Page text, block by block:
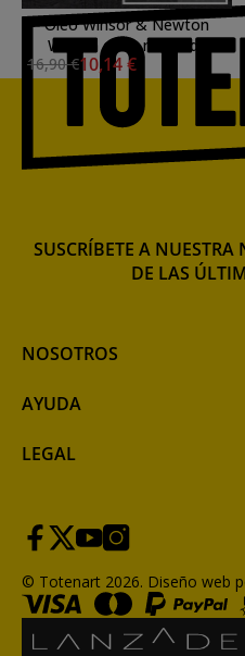
Óleo Winsor & Newton
Winton color negro de
marfil (200 ml)
16,90 €10,14 €
NOSOTROS
AYUDA
LEGAL
SUSCRÍBETE A NUESTRA
DE LAS
© Totenart 2026. Diseño web